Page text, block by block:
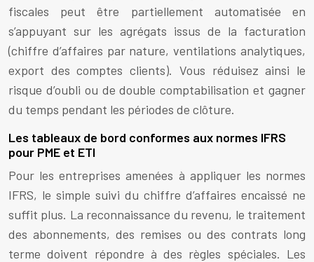
fiscales peut être partiellement automatisée en
s’appuyant sur les agrégats issus de la facturation
(chiffre d’affaires par nature, ventilations analytiques,
export des comptes clients). Vous réduisez ainsi le
risque d’oubli ou de double comptabilisation et gagner
du temps pendant les périodes de clôture.
Les tableaux de bord conformes aux normes IFRS
pour PME et ETI
Pour les entreprises amenées à appliquer les normes
IFRS, le simple suivi du chiffre d’affaires encaissé ne
suffit plus. La reconnaissance du revenu, le traitement
des abonnements, des remises ou des contrats long
terme doivent répondre à des règles spéciales. Les